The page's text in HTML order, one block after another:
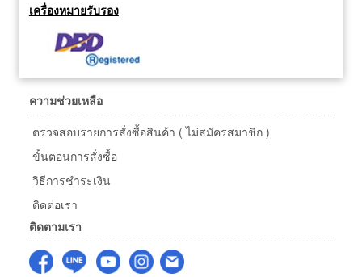
เครื่องหมายรับรอง
ความช่วยเหลือ
ตรวจสอบรายการสั่งซื้อสินค้า ( ไม่สมัครสมาชิก )
ขั้นตอนการสั่งซื้อ
วิธีการชำระเงิน
ติดต่อเรา
ติดตามเรา